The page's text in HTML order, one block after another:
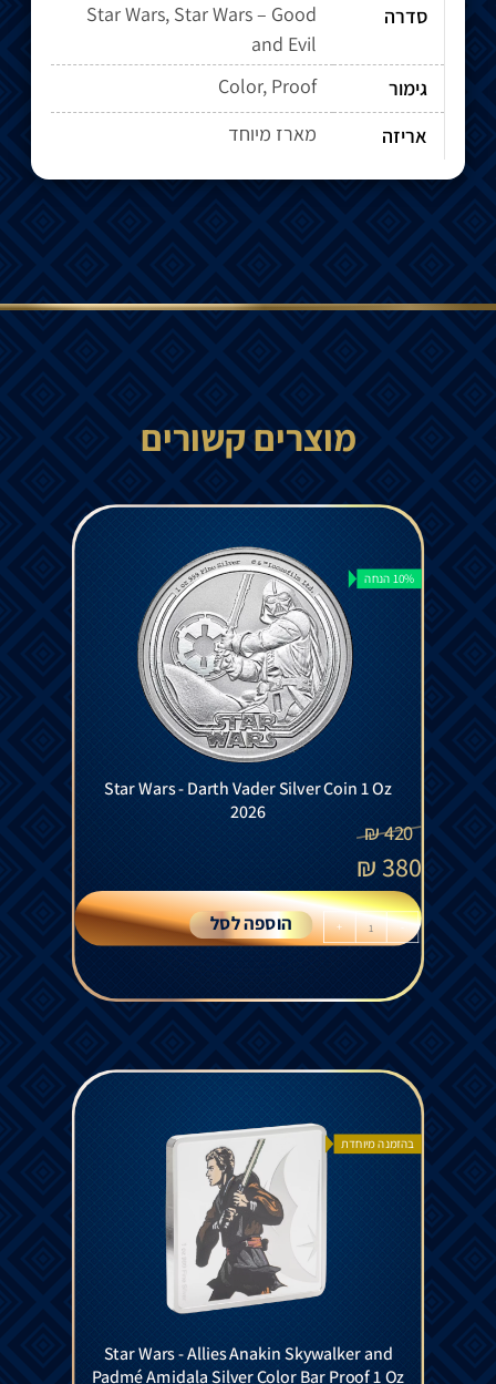
סדרה
Star Wars, Star Wars – Good
and Evil
גימור
Color, Proof
אריזה
מארז מיוחד
מוצרים קשורים
10% הנחה
Star Wars - Darth Vader Silver Coin 1 Oz
2026
420
₪
380
₪
-
+ הוספה לסל
בהזמנה מיוחדת
Star Wars - Allies Anakin Skywalker and
Padmé Amidala Silver Color Bar Proof 1 Oz